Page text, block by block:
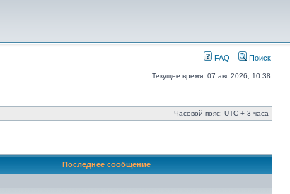
FAQ Поиск
Текущее время: 07 авг 2026, 10:38
Часовой пояс: UTC + 3 часа
Последнее сообщение